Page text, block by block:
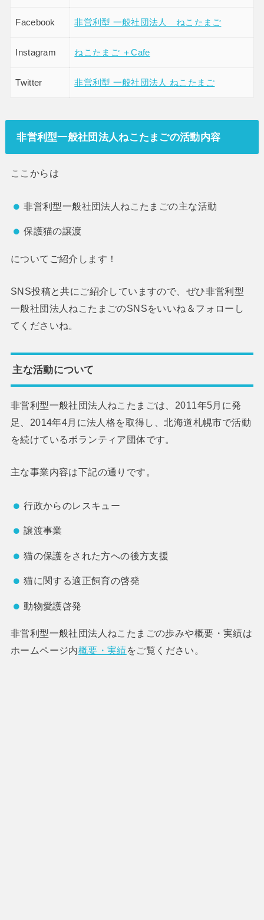
Facebook 非営利型 一般社団法人 ねこたまご
Instagram ねこたまご ＋Cafe
Twitter 非営利型 一般社団法人 ねこたまご
非営利型一般社団法人ねこたまごの活動内容
ここからは
非営利型一般社団法人ねこたまごの主な活動
保護猫の譲渡
についてご紹介します！
SNS投稿と共にご紹介していますので、ぜひ非営利型
一般社団法人ねこたまごのSNSをいいね＆フォローし
てくださいね。
主な活動について
非営利型一般社団法人ねこたまごは、2011年5月に発
足、2014年4月に法人格を取得し、北海道札幌市で活動
を続けているボランティア団体です。
主な事業内容は下記の通りです。
行政からのレスキュー
譲渡事業
猫の保護をされた方への後方支援
猫に関する適正飼育の啓発
動物愛護啓発
非営利型一般社団法人ねこたまごの歩みや概要・実績は
ホームページ内概要・実績をご覧ください。